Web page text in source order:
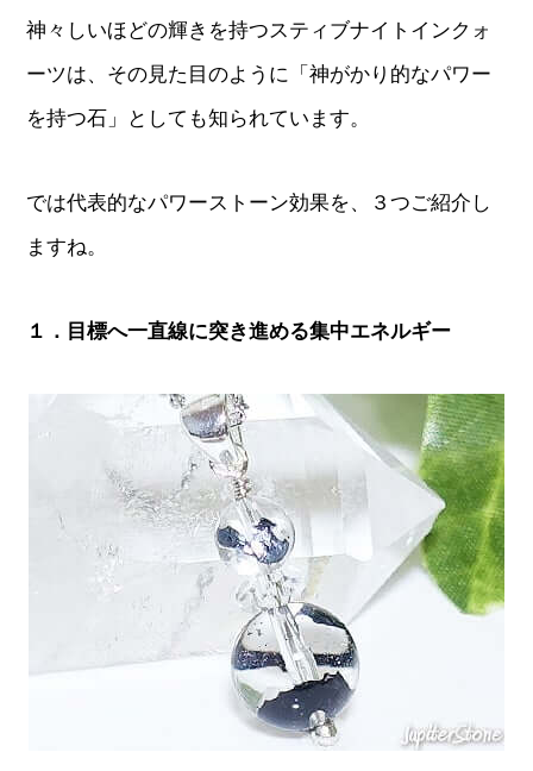
神々しいほどの輝きを持つスティブナイトインクォ
ーツは、その見た目のように「神がかり的なパワー
を持つ石」としても知られています。
では代表的なパワーストーン効果を、３つご紹介し
ますね。
１．目標へ一直線に突き進める集中エネルギー